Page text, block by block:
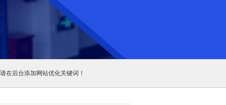
请在后台添加网站优化关键词！